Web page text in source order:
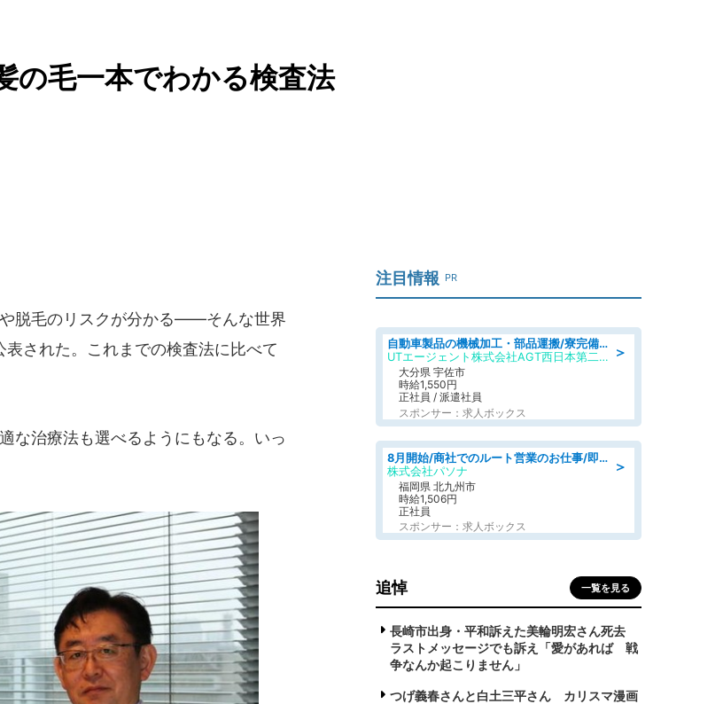
毛一本でわかる検査法
脱毛のリスクが分かる――そんな世界
された。これまでの検査法に比べて
な治療法も選べるようにもなる。いっ
注目情報 PR
＞
自動車製品の機械加工・部品運搬/寮完備/日払い/工場・製造
UTエージェント株式会社AGT西日本第二CU
大分県 宇佐市
時給1,550円
正社員 / 派遣社員
スポンサー：求人ボックス
＞
8月開始/商社でのルート営業のお仕事/即日勤務可/車通勤可/営業
株式会社パソナ
福岡県 北九州市
時給1,506円
正社員
スポンサー：求人ボックス
追悼 一覧を見る
長崎市出身・平和訴えた美輪明宏さん死去
ラストメッセージでも訴え「愛があれば 戦
争なんか起こりません」
つげ義春さんと白土三平さん カリスマ漫画